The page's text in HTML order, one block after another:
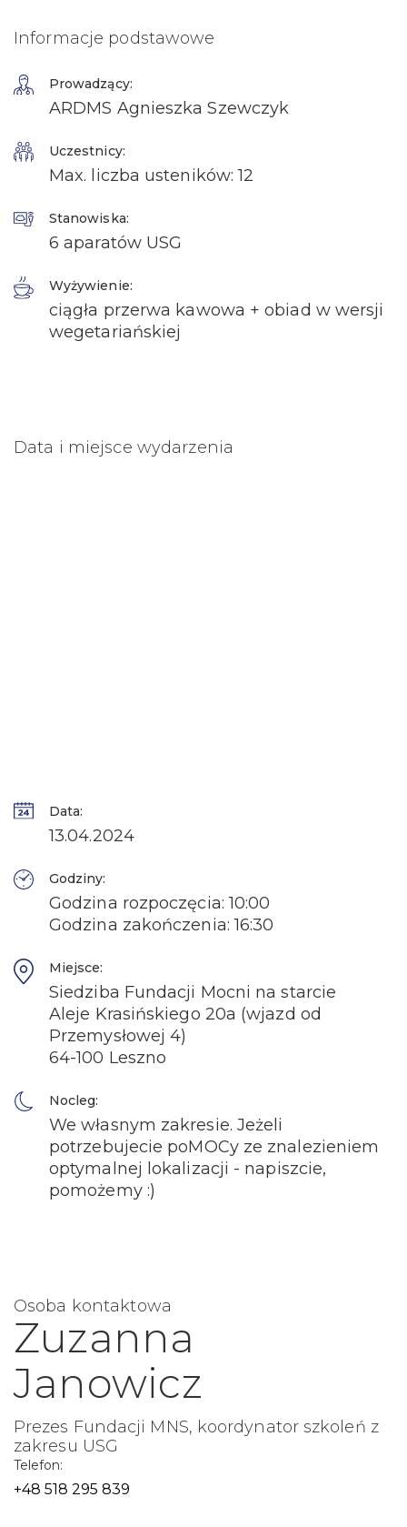
Informacje podstawowe
Prowadzący:
ARDMS Agnieszka Szewczyk
Uczestnicy:
Max. liczba usteników: 12
Stanowiska:
6 aparatów USG
Wyżywienie:
ciągła przerwa kawowa + obiad w wersji
wegetariańskiej
Data i miejsce wydarzenia
Data:
13.04.2024
Godziny:
Godzina rozpoczęcia: 10:00
Godzina zakończenia: 16:30
Miejsce:
Siedziba Fundacji Mocni na starcie
Aleje Krasińskiego 20a (wjazd od
Przemysłowej 4)
64-100 Leszno
Nocleg:
We własnym zakresie. Jeżeli
potrzebujecie poMOCy ze znalezieniem
optymalnej lokalizacji - napiszcie,
pomożemy :)
Osoba kontaktowa
Zuzanna
Janowicz
Prezes Fundacji MNS, koordynator szkoleń z
zakresu USG
Telefon:
+48 518 295 839